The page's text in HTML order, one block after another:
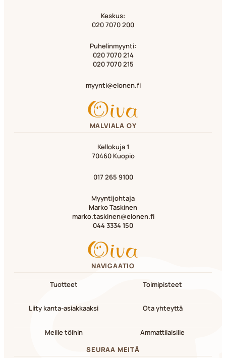
Keskus:
020 7070 200
Puhelinmyynti:
020 7070 214
020 7070 215
myynti@elonen.fi
MALVIALA OY
Kellokuja 1
70460 Kuopio
017 265 9100
Myyntijohtaja
Marko Taskinen
marko.taskinen@elonen.fi
044 3334 150
NAVIGAATIO
Tuotteet Toimipisteet
Liity kanta-asiakkaaksi Ota yhteyttä
Meille töihin
Ammattilaisille
SEURAA MEITÄ